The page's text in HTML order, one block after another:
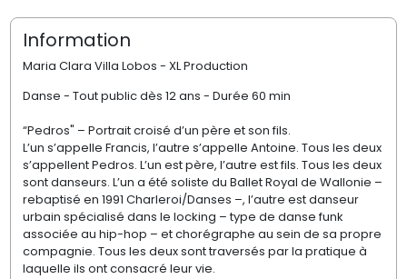
Information
Maria Clara Villa Lobos - XL Production
Danse - Tout public dès 12 ans - Durée 60 min
“Pedros" – Portrait croisé d’un père et son fils.
L’un s’appelle Francis, l’autre s’appelle Antoine. Tous les deux
s’appellent Pedros. L’un est père, l’autre est fils. Tous les deux
sont danseurs. L’un a été soliste du Ballet Royal de Wallonie –
rebaptisé en 1991 Charleroi/Danses –, l’autre est danseur
urbain spécialisé dans le locking – type de danse funk
associée au hip-hop – et chorégraphe au sein de sa propre
compagnie. Tous les deux sont traversés par la pratique à
laquelle ils ont consacré leur vie.